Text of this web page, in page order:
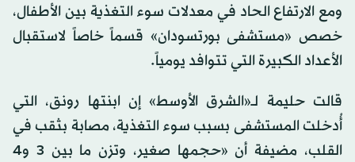
ومع الارتفاع الحاد في معدلات سوء التغذية بين الأطفال،
خصص «مستشفى بورتسودان» قسماً خاصاً لاستقبال
الأعداد الكبيرة التي تتوافد يومياً.
قالت حليمة لــ«الشرق الأوسط» إن ابنتها رونق، التي
أُدخلت المستشفى بسبب سوء التغذية، مصابة بثقب في
القلب، مضيفة أن «حجمها صغير، وتزن ما بين 3 و4